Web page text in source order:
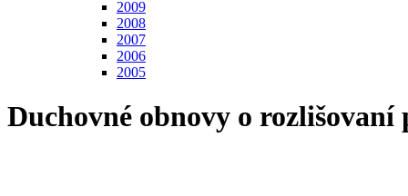
2009
2008
2007
2006
2005
Duchovné obnovy o rozlišovaní